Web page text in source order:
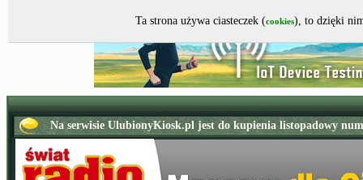
Ta strona używa ciasteczek (cookies), to dzięki